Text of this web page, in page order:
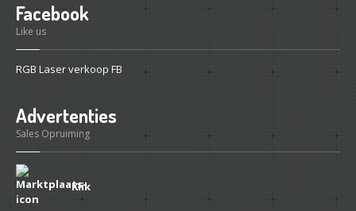
Facebook
Like us
RGB Laser verkoop FB
Advertenties
Sales Opruiming
Klik